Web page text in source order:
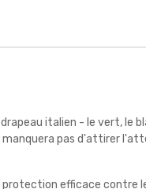
italien - le vert, le
pas d'attirer
efficace contre le